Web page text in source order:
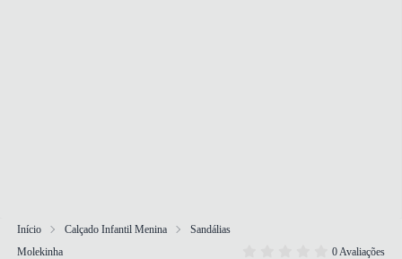
Início Calçado Infantil Menina
Sandálias
Molekinha
0 Avaliações